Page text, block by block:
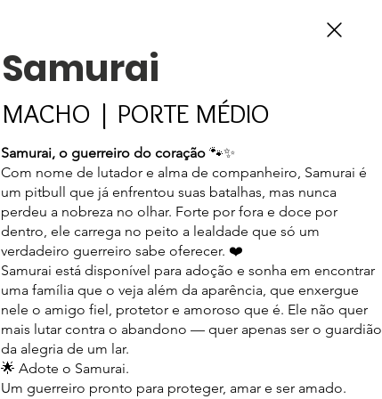
Samurai
MACHO | PORTE MÉDIO
Samurai, o guerreiro do coração 🐾✨
Com nome de lutador e alma de companheiro, Samurai é
um pitbull que já enfrentou suas batalhas, mas nunca
perdeu a nobreza no olhar. Forte por fora e doce por
dentro, ele carrega no peito a lealdade que só um
verdadeiro guerreiro sabe oferecer. ❤️
Samurai está disponível para adoção e sonha em encontrar
uma família que o veja além da aparência, que enxergue
nele o amigo fiel, protetor e amoroso que é. Ele não quer
mais lutar contra o abandono — quer apenas ser o guardião
da alegria de um lar.
🌟 Adote o Samurai.
Um guerreiro pronto para proteger, amar e ser amado.